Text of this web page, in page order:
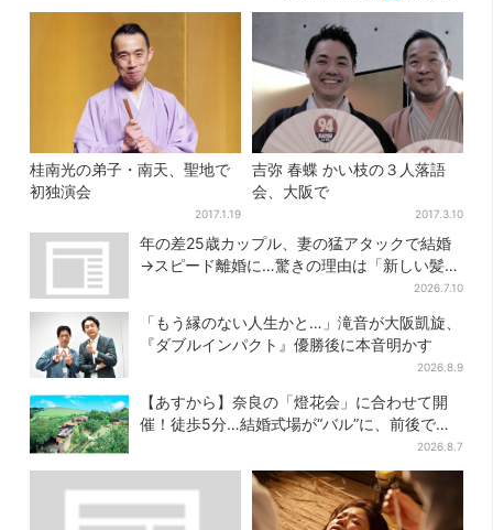
桂南光の弟子・南天、聖地で
初独演会
2017.1.19
吉弥 春蝶 かい枝の３人落語
会、大阪で
2017.3.10
年の差25歳カップル、妻の猛アタックで結婚
→スピード離婚に…驚きの理由は「新しい髪
2026.7.10
「もう縁のない人生かと…」滝音が大阪凱旋、
『ダブルインパクト』優勝後に本音明かす
2026.8.9
【あすから】奈良の「燈花会」に合わせて開
催！徒歩5分…結婚式場が“バル”に、前後で食
2026.8.7